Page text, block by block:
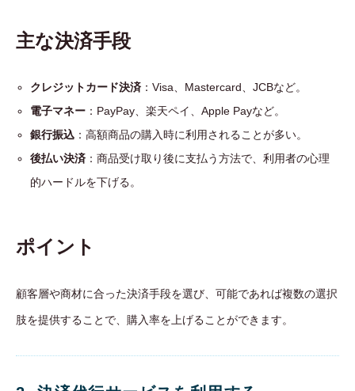
主な決済手段
クレジットカード決済 ：Visa、Mastercard、JCBなど。
電子マネー ：PayPay、楽天ペイ、Apple Payなど。
銀行振込 ：高額商品の購入時に利用されることが多い。
後払い決済 ：商品受け取り後に支払う方法で、利用者の心理
的ハードルを下げる。
ポイント
顧客層や商材に合った決済手段を選び、可能であれば複数の選択
肢を提供することで、購入率を上げることができます。